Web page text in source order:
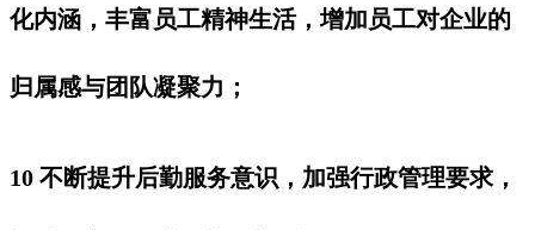
化内涵，丰富员工精神生活，增加员工对企业的
归属感与团队凝聚力；
10 不断提升后勤服务意识，加强行政管理要求，